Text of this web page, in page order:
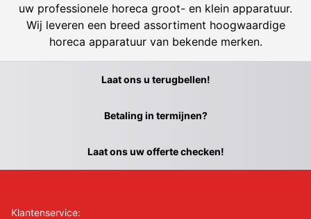
uw professionele horeca groot- en klein apparatuur.
Wij leveren een breed assortiment hoogwaardige
horeca apparatuur van bekende merken.
Laat ons u terugbellen!
Betaling in termijnen?
Laat ons uw offerte checken!
Klantenservice: